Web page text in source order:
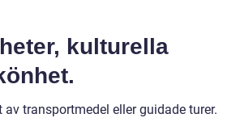
kulturella
transportmedel eller guidade turer.